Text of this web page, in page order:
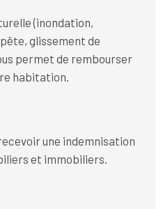
(inondation,
glissement de
permet de rembourser
habitation.
une indemnisation
et immobiliers.